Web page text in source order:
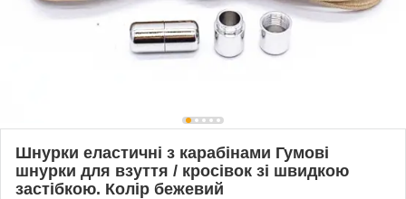
Шнурки еластичні з карабінами Гумові
шнурки для взуття / кросівок зі швидкою
застібкою. Колір бежевий